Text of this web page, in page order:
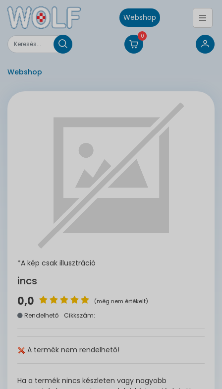
Webshop
0
Webshop
*A kép csak illusztráció
incs
0,0 (még nem értékelt)
Rendelhető Cikkszám:
A termék nem rendelhető!
Ha a termék nincs készleten vagy nagyobb